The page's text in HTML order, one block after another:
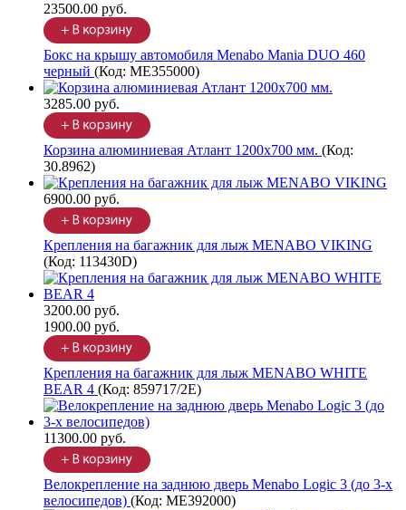
23500.00 руб.
Бокс на крышу автомобиля Menabo Mania DUO 460
черный (Код: ME355000)
3285.00 руб.
Корзина алюминиевая Атлант 1200х700 мм. (Код:
30.8962)
6900.00 руб.
Крепления на багажник для лыж MENABO VIKING
(Код: 113430D)
3200.00 руб.
1900.00 руб.
Крепления на багажник для лыж MENABO WHITE
BEAR 4 (Код: 859717/2Е)
11300.00 руб.
Велокрепление на заднюю дверь Menabo Logic 3 (до 3-х
велосипедов) (Код: ME392000)